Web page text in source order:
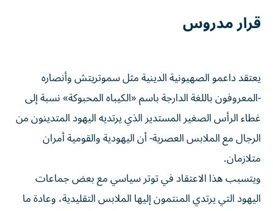
قرار مدروس
يعتقد داعمو الصهيونية الدينية مثل سموتريتش وأنصاره
-المعروفون باللغة الدارجة ​باسم «الكيباه المحبوكة» نسبة إلى
غطاء الرأس الصغير المستدير الذي يرتديه اليهود المتدينون من
الرجال مع الملابس العصرية- أن اليهودية والقومية أمران
متلازمان.
ويتسبب هذا الاعتقاد في ‌توتر سياسي مع بعض جماعات
اليهود التي يرتدي المنتمون إليها الملابس التقليدية، وعادة ما